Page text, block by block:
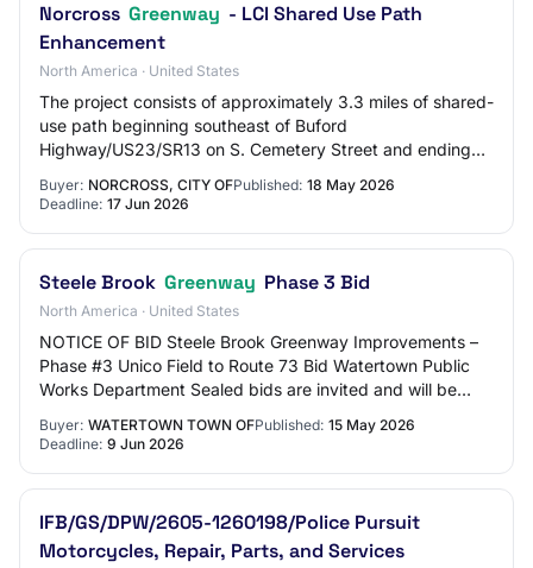
Norcross Greenway - LCI Shared Use Path
Enhancement
North America · United States
The project consists of approximately 3.3 miles of shared-
use path beginning southeast of Buford
Highway/US23/SR13 on S. Cemetery Street and ending
Buyer: NORCROSS, CITY OFPublished: 18 May 2026
Deadline: 17 Jun 2026
Steele Brook Greenway Phase 3 Bid
North America · United States
NOTICE OF BID Steele Brook Greenway Improvements –
Phase #3 Unico Field to Route 73 Bid Watertown Public
Works Department Sealed bids are invited and will be
Buyer: WATERTOWN TOWN OFPublished: 15 May 2026
Deadline: 9 Jun 2026
IFB/GS/DPW/2605-1260198/Police Pursuit
Motorcycles, Repair, Parts, and Services